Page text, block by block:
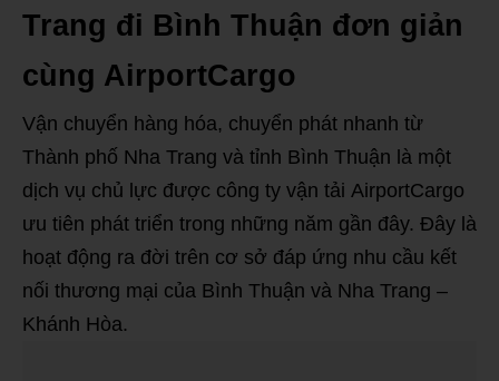
Trang đi Bình Thuận đơn giản
cùng AirportCargo
Vận chuyển hàng hóa, chuyển phát nhanh từ
Thành phố Nha Trang và tỉnh Bình Thuận là một
dịch vụ chủ lực được công ty vận tải AirportCargo
ưu tiên phát triển trong những năm gần đây. Đây là
hoạt động ra đời trên cơ sở đáp ứng nhu cầu kết
nối thương mại của Bình Thuận và Nha Trang –
Khánh Hòa.